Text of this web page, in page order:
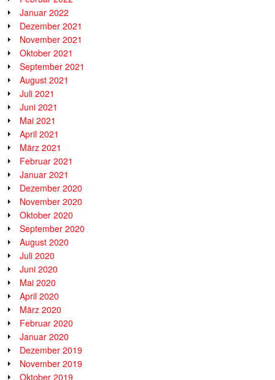
Januar 2022
Dezember 2021
November 2021
Oktober 2021
September 2021
August 2021
Juli 2021
Juni 2021
Mai 2021
April 2021
März 2021
Februar 2021
Januar 2021
Dezember 2020
November 2020
Oktober 2020
September 2020
August 2020
Juli 2020
Juni 2020
Mai 2020
April 2020
März 2020
Februar 2020
Januar 2020
Dezember 2019
November 2019
Oktober 2019